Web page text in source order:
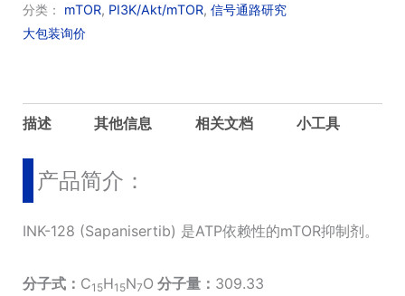
量
分类： mTOR, PI3K/Akt/mTOR, 信号通路研究
大包装询价
描述 其他信息 相关文档 小工具
产品简介：
INK-128 (Sapanisertib) 是ATP依赖性的mTOR抑制剂。
分子式： C15H15N7O 分子量： 309.33